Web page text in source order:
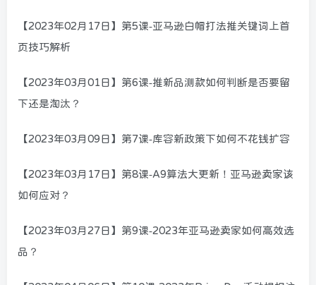
【2023年02月17日】第5课-亚马逊白帽打法推关键词上首
页技巧解析
【2023年03月01日】第6课-推新品测款如何判断是否要留
下还是淘汰？
【2023年03月09日】第7课-库容新政策下如何不花钱扩容
【2023年03月17日】第8课-A9算法大更新！亚马逊卖家该
如何应对？
【2023年03月27日】第9课-2023年亚马逊卖家如何高效选
品？